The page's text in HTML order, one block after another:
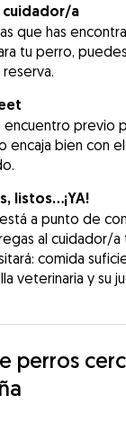
cuidador/a
que has
tu perro,
encuentro previo
encaja bien con
listos...¡YA!
está a punto de
al cuidador/
comida
veterinaria y su
perros